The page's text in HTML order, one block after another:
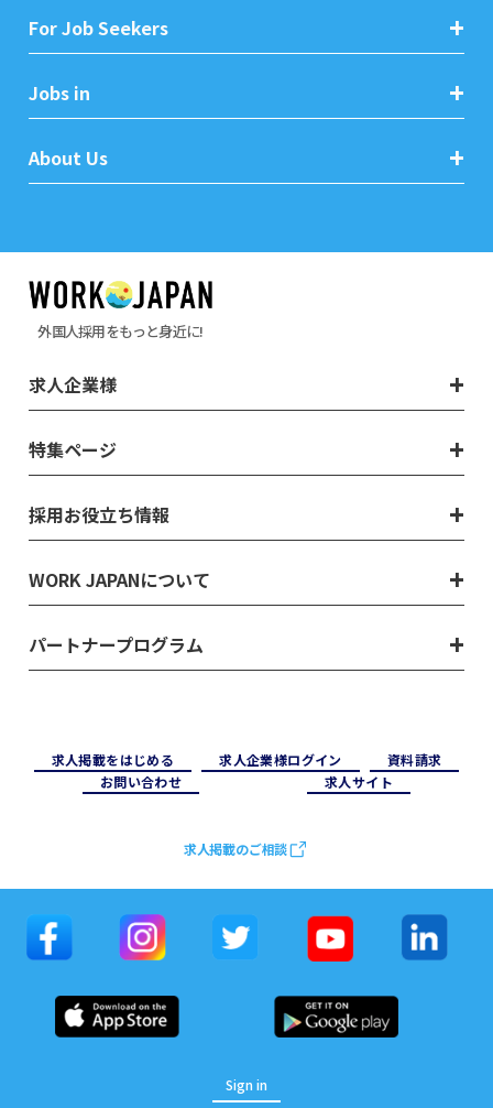
For Job Seekers
Jobs in
About Us
外国人採用をもっと身近に!
求人企業様
特集ページ
採用お役立ち情報
WORK JAPANについて
パートナープログラム
求⼈掲載をはじめる 求⼈企業様ログイン
資料請求
お問い合わせ
求⼈サイト
求人掲載のご相談
Sign in